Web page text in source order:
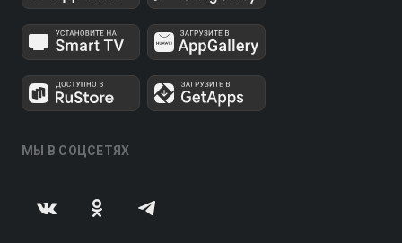
МЫ В СОЦСЕТЯХ